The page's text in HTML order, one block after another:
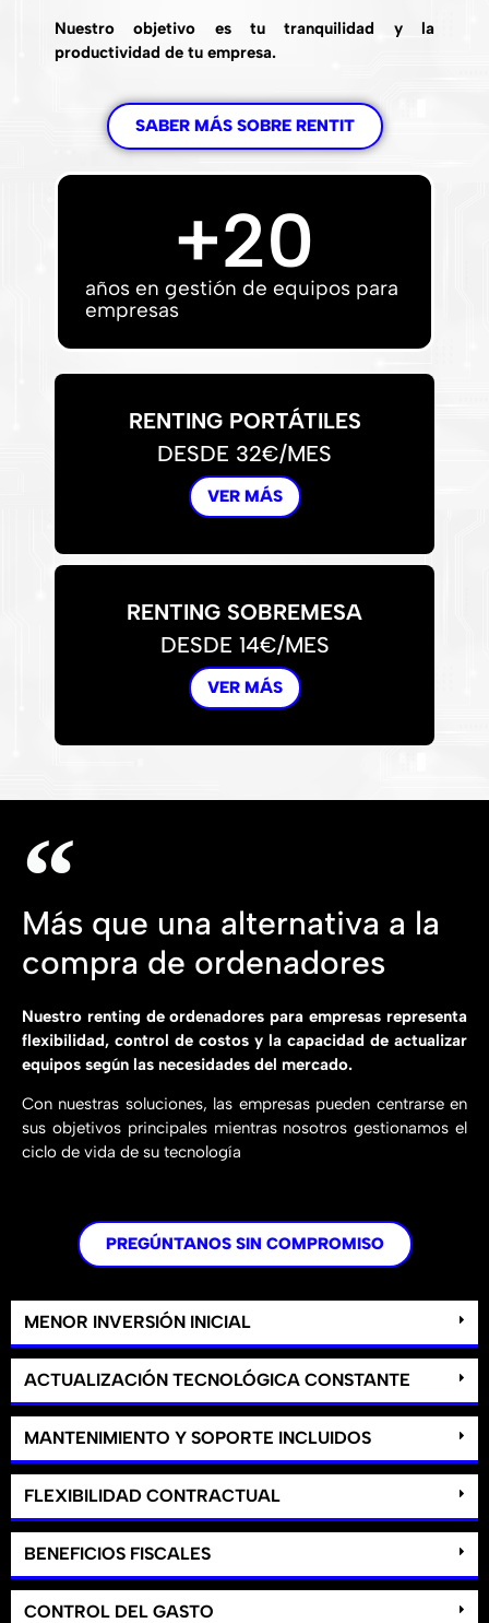
Nuestro objetivo es tu tranquilidad y la
productividad de tu empresa.
SABER MÁS SOBRE RENTIT
años en gestión de equipos para
empresas
+20
RENTING PORTÁTILES
DESDE 32€/MES
VER MÁS
RENTING SOBREMESA
DESDE 14€/MES
VER MÁS
Más que una alternativa a la
compra de ordenadores
Nuestro renting de ordenadores para empresas representa
flexibilidad, control de costos y la capacidad de actualizar
equipos según las necesidades del mercado.
Con nuestras soluciones, las empresas pueden centrarse en
sus objetivos principales mientras nosotros gestionamos el
ciclo de vida de su tecnología
PREGÚNTANOS SIN COMPROMISO
MENOR INVERSIÓN INICIAL
ACTUALIZACIÓN TECNOLÓGICA CONSTANTE
MANTENIMIENTO Y SOPORTE INCLUIDOS
FLEXIBILIDAD CONTRACTUAL
BENEFICIOS FISCALES
CONTROL DEL GASTO